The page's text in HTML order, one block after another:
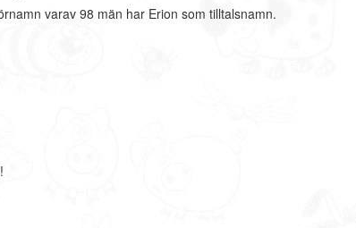
varav 98 män har Erion som tilltalsnamn.